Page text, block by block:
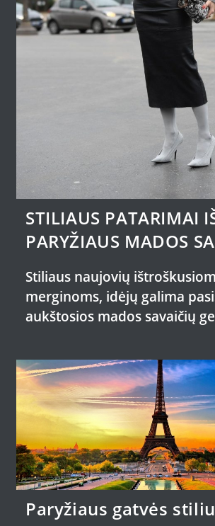
STILIAUS PATARIMAI
PARYŽIAUS MADOS
Stiliaus naujovių
merginoms, idėjų galima
aukštosios mados savaičių
Paryžiaus gatvės